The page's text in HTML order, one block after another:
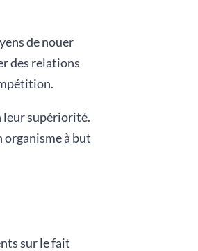
de nouer
des relations
leur supériorité.
organisme à but
sur le fait